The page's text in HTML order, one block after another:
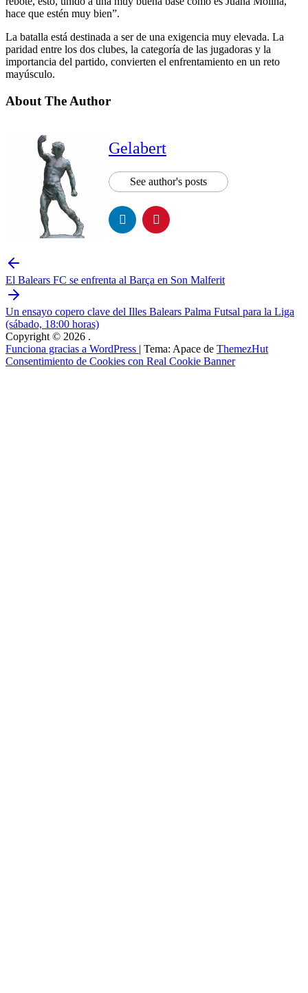
hace que estén muy bien”.
La batalla está destinada a ser de una exigencia muy elevada. La
paridad entre los dos clubes, la categoría de las jugadoras y la
importancia del partido, convierten el enfrentamiento en un reto
mayúsculo.
About The Author
Gelabert
See author's posts
El Balears FC se enfrenta al Barça en Son Malferit
Un ensayo copero clave del Illes Balears Palma Futsal para la Liga
(sábado, 18:00 horas)
Copyright © 2026 .
Funciona gracias a WordPress | Tema: Apace de ThemezHut
Consentimiento de Cookies con Real Cookie Banner